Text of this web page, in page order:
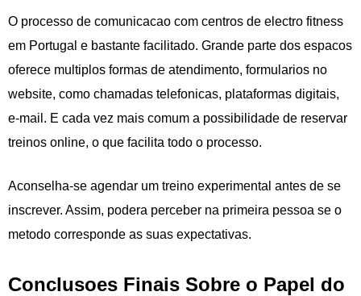
O processo de comunicacao com centros de electro fitness
em Portugal e bastante facilitado. Grande parte dos espacos
oferece multiplos formas de atendimento, formularios no
website, como chamadas telefonicas, plataformas digitais,
e-mail. E cada vez mais comum a possibilidade de reservar
treinos online, o que facilita todo o processo.
Aconselha-se agendar um treino experimental antes de se
inscrever. Assim, podera perceber na primeira pessoa se o
metodo corresponde as suas expectativas.
Conclusoes Finais Sobre o Papel do